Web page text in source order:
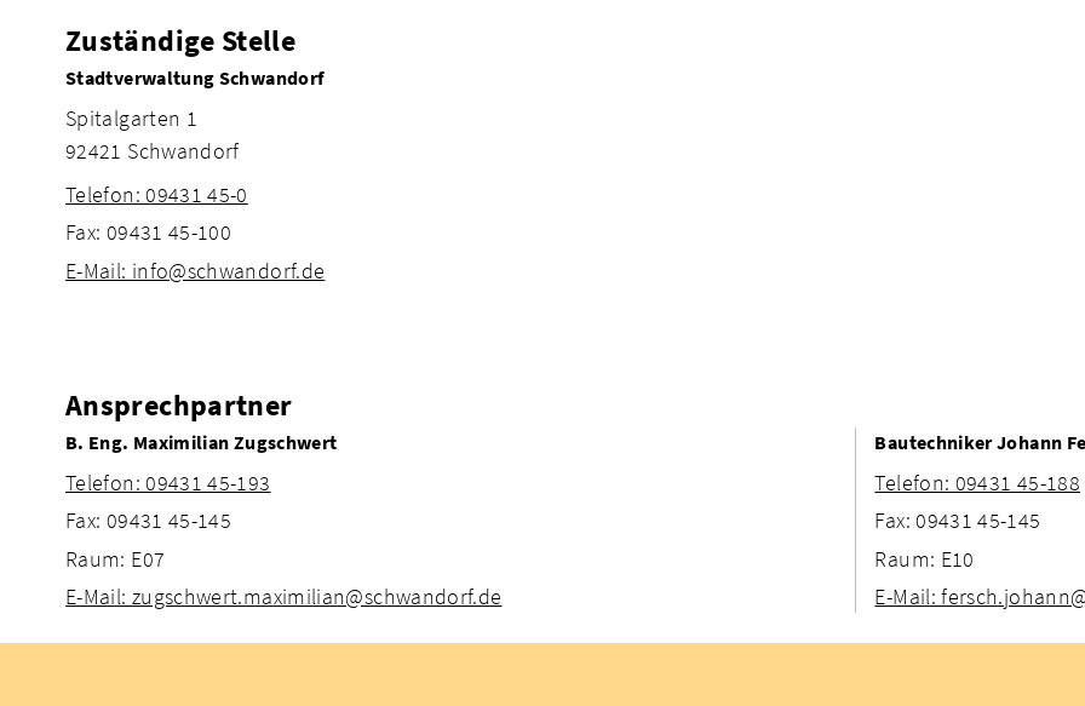
Zuständige Stelle
Stadtverwaltung Schwandorf
Spitalgarten 1
92421 Schwandorf
Telefon: 09431 45-0
Fax: 09431 45-100
E-Mail: info@schwandorf.de
Ansprechpartner
B. Eng. Maximilian Zugschwert
Telefon: 09431 45-193
Fax: 09431 45-145
Raum: E07
E-Mail: zugschwert.maximilian@schwandorf.de
Bautechniker Johann
Telefon: 09431 45-188
Fax: 09431 45-145
Raum: E10
E-Mail: